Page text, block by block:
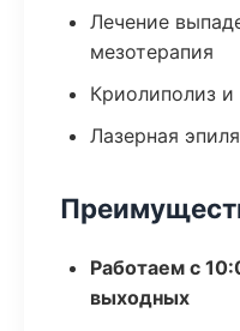
Лечение
мезотерапия
Криолиполиз и
Лазерная
Работаем с
выходных